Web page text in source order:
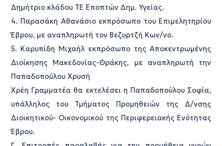
Δημήτριο κλάδου ΤΕ Εποπτών Δημ. Υγείας.
4. Παρασάκη Αθανάσιο εκπρόσωπο του Επιμελητηρίου
Έβρου, με αναπληρωτή τον Βεζυρτζή Κων/νο.
5. Καρυπίδη Μιχαήλ εκπρόσωπο της Αποκεντρωμένης
Διοίκησης Μακεδονίας-Θράκης, με αναπληρωτή την
Παπαδοπούλου Χρυσή
Χρέη Γραμματέα θα εκτελέσει η Παπαδοπούλου Σοφία,
υπάλληλος του Τμήματος Προμηθειών της Δ/νσης
Διοικητικού- Οικονομικού της Περιφερειακής Ενότητας
Έβρου.